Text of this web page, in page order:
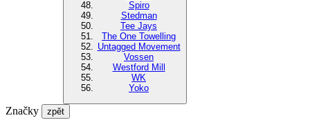
Spiro
Stedman
Tee Jays
The One Towelling
Untagged Movement
Vossen
Westford Mill
WK
Yoko
Značky zpět